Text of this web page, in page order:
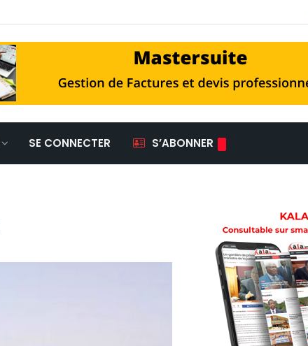
SE CONNECTER S’ABONNER